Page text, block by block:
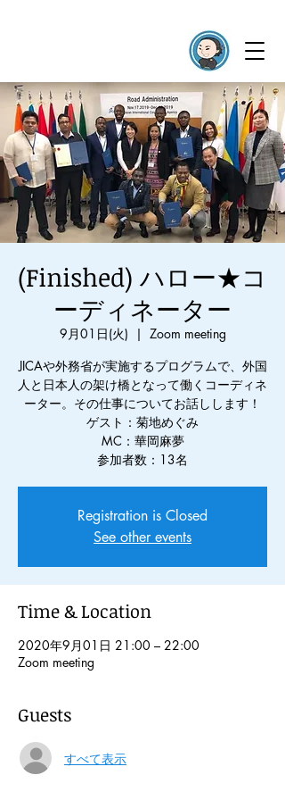
(Finished) ハロー★コ
ーディネーター
9月01日(火)
  |
Zoom meeting
JICAや外務省が実施するプログラムで、外国
人と日本人の架け橋となって働くコーディネ
ーター。その仕事についてお話しします！
ゲスト：菊地めぐみ
MC：華岡麻夢
参加者数：13名
Registration is Closed
See other events
Time & Location
2020年9月01日 21:00 – 22:00
Zoom meeting
Guests
すべて表示